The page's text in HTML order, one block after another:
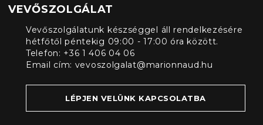
VEVŐSZOLGÁLAT
Vevőszolgálatunk készséggel áll rendelkezésére
hétfőtől péntekig 09:00 - 17:00 óra között.
Telefon: +36 1 406 04 06
Email cím: vevoszolgalat@marionnaud.hu
LÉPJEN VELÜNK KAPCSOLATBA